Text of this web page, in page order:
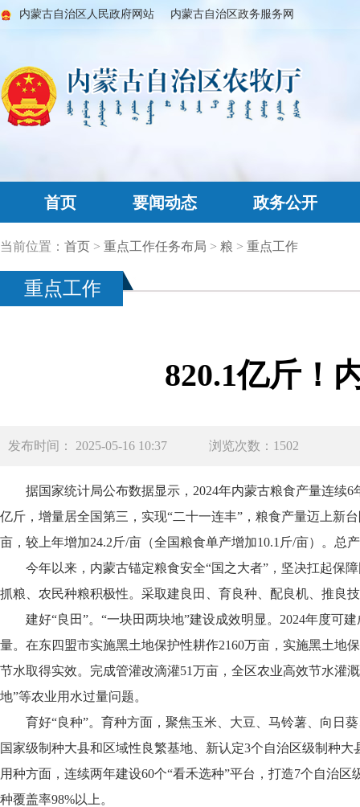
内蒙古自治区人民政府网站 内蒙古自治区政务服务网
首页 要闻动态 政务公开
当前位置： 首页 > 重点工作任务布局 > 粮 > 重点工作
重点工作
820.1亿斤！
发布时间： 2025-05-16 10:37 浏览次数：1502
据国家统计局公布数据显示，2024年内蒙古粮食产量连续
亿斤，增量居全国第三，实现“二十一连丰”，粮食产量迈上新
亩，较上年增加24.2斤/亩（全国粮食单产增加10.1斤/亩）。总
今年以来，内蒙古锚定粮食安全“国之大者”，坚决扛起保
抓粮、农民种粮积极性。采取建良田、育良种、配良机、推良
建好“良田”。“一块田两块地”建设成效明显。2024年度可
量。在东四盟市实施黑土地保护性耕作2160万亩，实施黑土地
节水取得实效。完成管灌改滴灌51万亩，全区农业高效节水灌
地”等农业用水过量问题。
育好“良种”。育种方面，聚焦玉米、大豆、马铃薯、向日
国家级制种大县和区域性良繁基地、新认定3个自治区级制种
用种方面，连续两年建设60个“看禾选种”平台，打造7个自治
种覆盖率98%以上。